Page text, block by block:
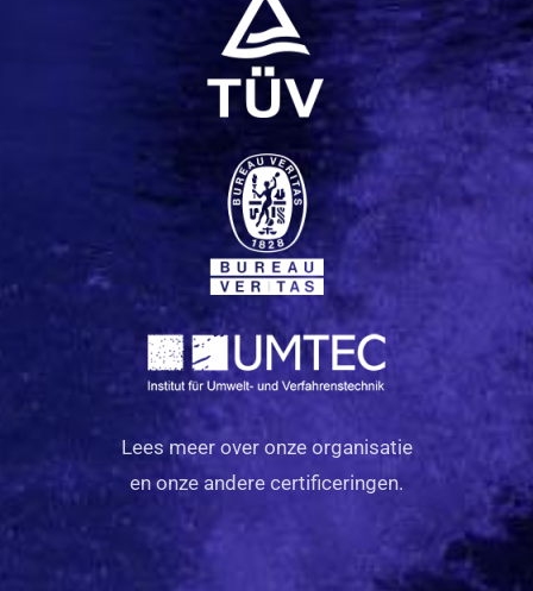
Lees meer over onze organisatie
en onze andere certificeringen.